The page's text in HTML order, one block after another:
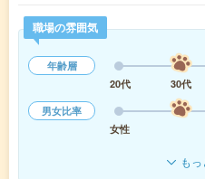
職場の雰囲気
年齢層
20代
30代
男女比率
女性
も